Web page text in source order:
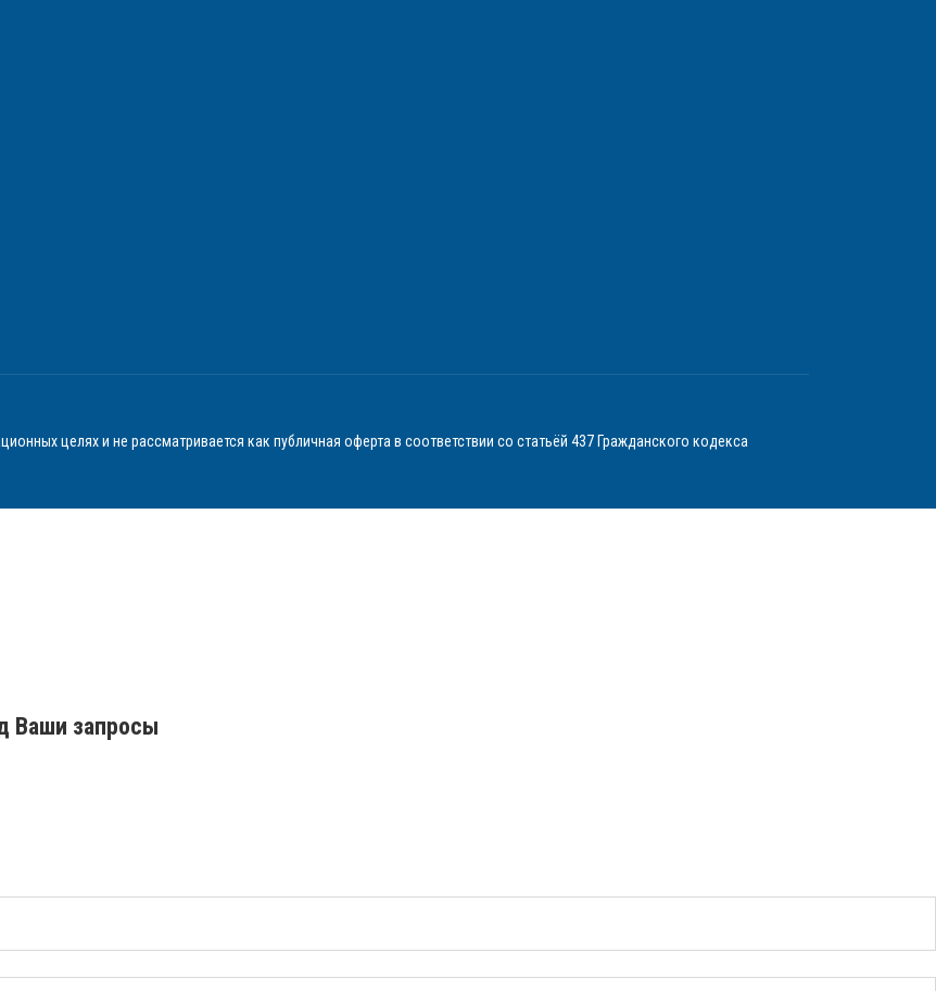
целях и не рассматривается как публичная оферта в соответствии со статьёй 437 Гражданского кодекса
Ваши запросы